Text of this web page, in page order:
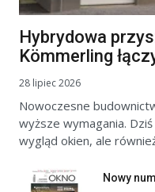
Hybrydowa
Kömmerling
28 lipiec 2026
Nowoczesne
wyższe wymagania.
wygląd okien, ale
Nowy